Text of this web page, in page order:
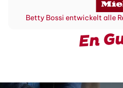
Betty Bossi entwickelt alle
En